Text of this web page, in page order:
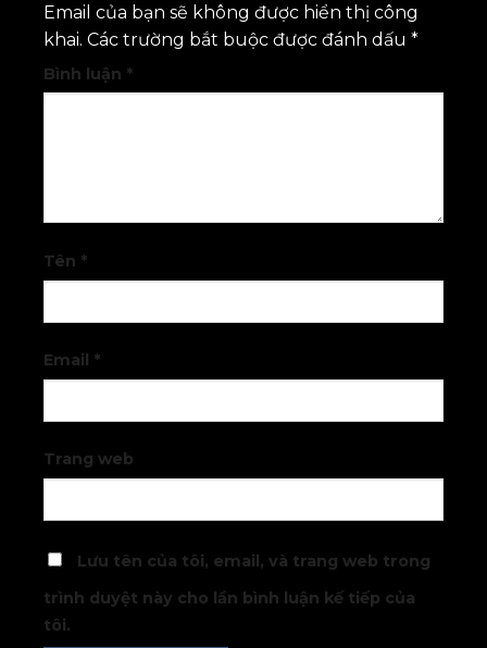
Email của bạn sẽ không được hiển thị công
khai. Các trường bắt buộc được đánh dấu *
Bình luận *
Tên *
Email *
Trang web
Lưu tên của tôi, email, và trang web trong
trình duyệt này cho lần bình luận kế tiếp của
tôi.